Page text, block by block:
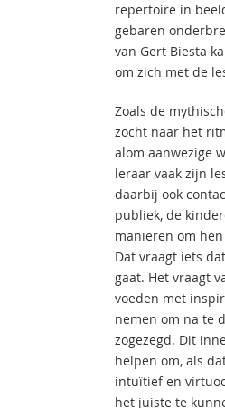
repertoire in
gebaren
van Gert Biesta
om zich met de
Zoals de
zocht naar het
alom aanwezige
leraar vaak zijn
daarbij ook
publiek, de
manieren om
Dat vraagt iets
gaat. Het vraagt
voeden met
nemen om na te
zogezegd. Dit
helpen om, als
intuïtief en
het juiste te